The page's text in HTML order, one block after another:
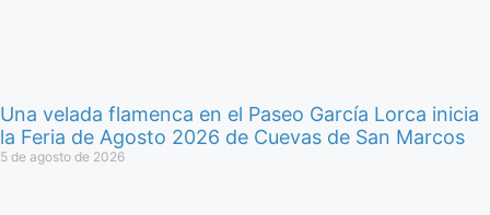
Una velada flamenca en el Paseo García Lorca inicia
la Feria de Agosto 2026 de Cuevas de San Marcos
5 de agosto de 2026